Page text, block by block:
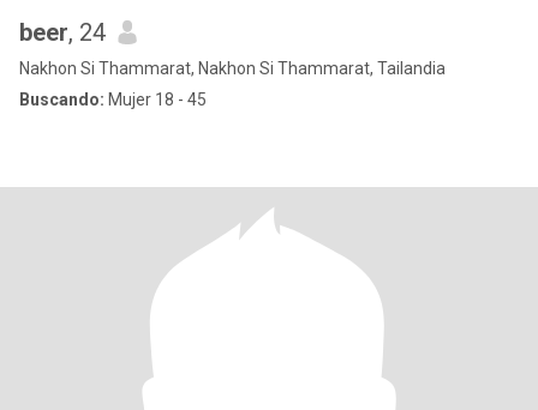
beer, 24
Nakhon Si Thammarat, Nakhon Si Thammarat, Tailandia
Buscando: Mujer 18 - 45